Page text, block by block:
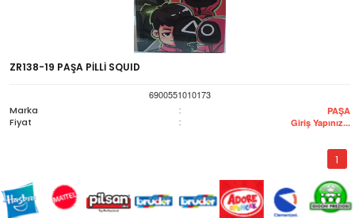
ZR138-19 PAŞA PİLLİ SQUID
6900551010173
Marka
: PAŞA
Fiyat : Giriş Yapınız...
1